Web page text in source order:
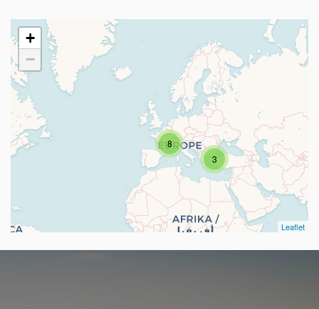
3
8
+
−
Leaflet